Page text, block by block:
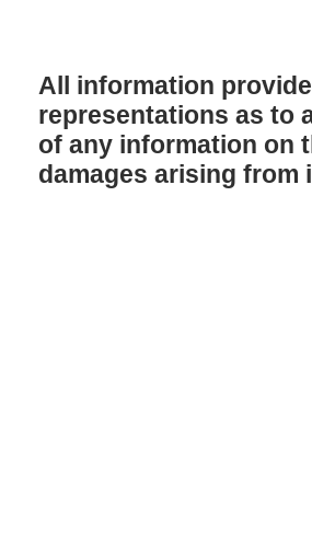
All information
representations as to
of any information on
damages arising from